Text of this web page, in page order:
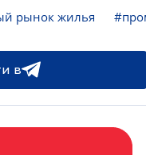
рынок жилья
в